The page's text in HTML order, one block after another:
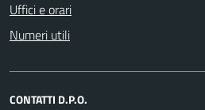
Uffici e orari
Numeri utili
CONTATTI D.P.O.